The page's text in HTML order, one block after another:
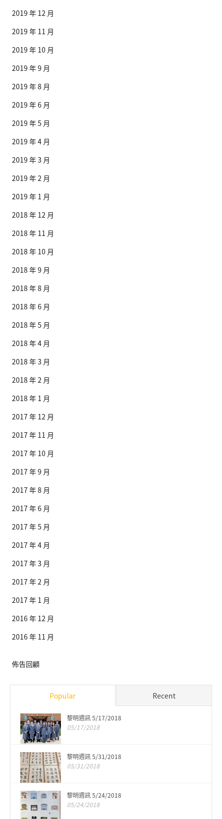
2019 年 12 月
2019 年 11 月
2019 年 10 月
2019 年 9 月
2019 年 8 月
2019 年 6 月
2019 年 5 月
2019 年 4 月
2019 年 3 月
2019 年 2 月
2019 年 1 月
2018 年 12 月
2018 年 11 月
2018 年 10 月
2018 年 9 月
2018 年 8 月
2018 年 6 月
2018 年 5 月
2018 年 4 月
2018 年 3 月
2018 年 2 月
2018 年 1 月
2017 年 12 月
2017 年 11 月
2017 年 10 月
2017 年 9 月
2017 年 8 月
2017 年 6 月
2017 年 5 月
2017 年 4 月
2017 年 3 月
2017 年 2 月
2017 年 1 月
2016 年 12 月
2016 年 11 月
佈告回顧
Popular Recent
黎明週訊 5/17/2018
05/17/2018
黎明週訊 5/31/2018
05/31/2018
黎明週訊 5/24/2018
05/24/2018